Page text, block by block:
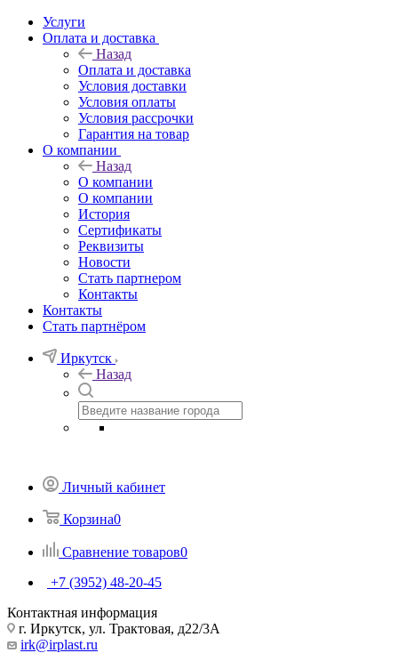
Услуги
Оплата и доставка
Назад
Оплата и доставка
Условия доставки
Условия оплаты
Условия рассрочки
Гарантия на товар
О компании
Назад
О компании
О компании
История
Сертификаты
Реквизиты
Новости
Стать партнером
Контакты
Контакты
Стать партнёром
Иркутск
Назад
Личный кабинет
Корзина0
Сравнение товаров0
+7 (3952) 48-20-45
Контактная информация
г. Иркутск, ул. Трактовая, д22/3А
irk@irplast.ru